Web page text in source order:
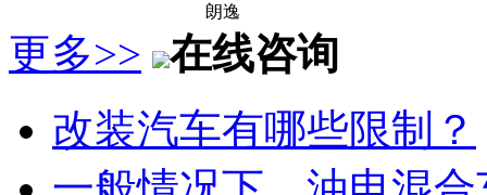
朗逸
更多>>
在线咨询
改装汽车有哪些限制？